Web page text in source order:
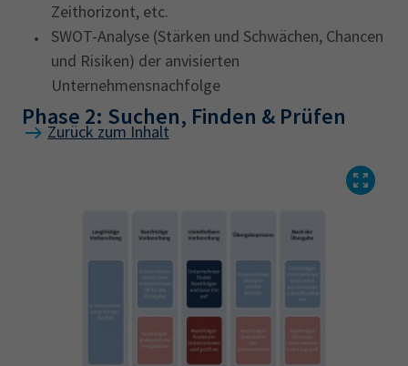
Zeithorizont, etc.
SWOT-Analyse (Stärken und Schwächen, Chancen
und Risiken) der anvisierten
Unternehmensnachfolge
Zurück zum Inhalt
Phase 2: Suchen, Finden & Prüfen